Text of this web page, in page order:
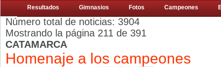
Resultados Gimnasios Fotos Campeones
Número total de noticias: 3904
Mostrando la página 211 de 391
CATAMARCA
Homenaje a los campeones